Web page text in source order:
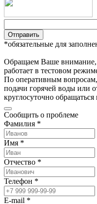
Отправить
*обязательные для
Обращаем Ваше внимание,
работает в тестовом
По оперативным
подачи горячей воды или
круглосуточно
Сообщить о проблеме
Фамилия *
Имя *
Отчество *
Телефон *
E-mail *